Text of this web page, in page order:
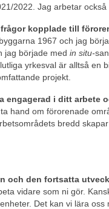
2022. Jag arbetar
kopplade till
1967 och jag
jag började med in situ-
yrkesval är alltså en
projekt.
engagerad i ditt arbete
hand om förorenade
bredd
och den fortsatta
vidare som ni gör.
Det kan vi lära oss